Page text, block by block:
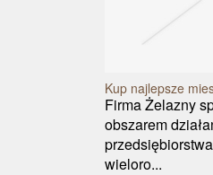
Kup najlepsze
Firma Żelazny
obszarem
wieloro...